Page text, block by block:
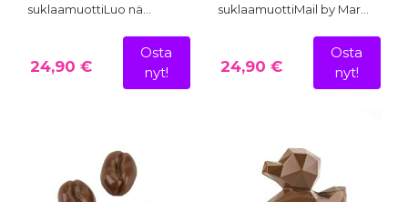
suklaamuottiLuo nä…
24,90 €
Osta
nyt!
suklaamuottiMail by Mar…
24,90 €
Osta
nyt!